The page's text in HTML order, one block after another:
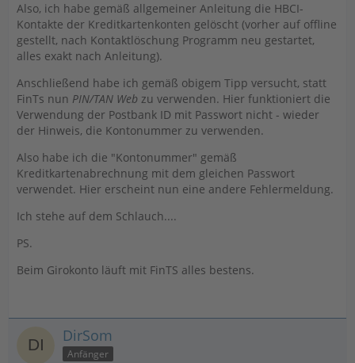
Also, ich habe gemäß allgemeiner Anleitung die HBCI-
Kontakte der Kreditkartenkonten gelöscht (vorher auf offline
gestellt, nach Kontaktlöschung Programm neu gestartet,
alles exakt nach Anleitung).
Anschließend habe ich gemäß obigem Tipp versucht, statt
FinTs nun PIN/TAN Web zu verwenden. Hier funktioniert die
Verwendung der Postbank ID mit Passwort nicht - wieder
der Hinweis, die Kontonummer zu verwenden.
Also habe ich die "Kontonummer" gemäß
Kreditkartenabrechnung mit dem gleichen Passwort
verwendet. Hier erscheint nun eine andere Fehlermeldung.
Ich stehe auf dem Schlauch....
PS.
Beim Girokonto läuft mit FinTS alles bestens.
DirSom
Anfänger